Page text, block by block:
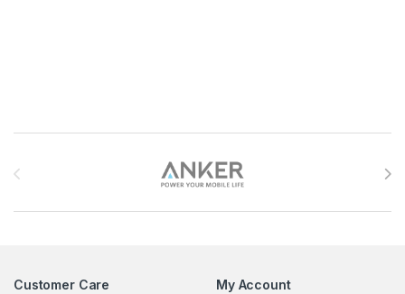
Customer Care
My Account